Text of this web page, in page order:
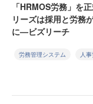
「HRMOS労務」を
リーズは採用と労務
に—ビズリーチ
労務管理システム 人